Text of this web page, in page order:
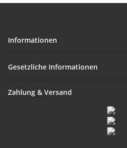
Informationen
Gesetzliche Informationen
Zahlung & Versand